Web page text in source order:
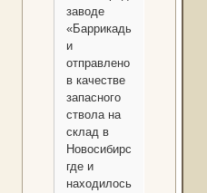
заводе
«Баррикады»
и
отправлено
в качестве
запасного
ствола на
склад в
Новосибирске,
где и
находилось